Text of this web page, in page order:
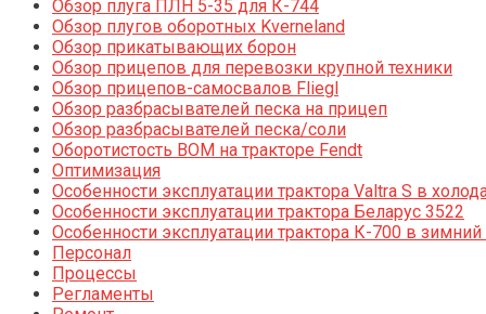
Обзор плуга ПЛН 5-35 для К-744
Обзор плугов оборотных Kverneland
Обзор прикатывающих борон
Обзор прицепов для перевозки крупной техники
Обзор прицепов-самосвалов Fliegl
Обзор разбрасывателей песка на прицеп
Обзор разбрасывателей песка/соли
Оборотистость ВОМ на тракторе Fendt
Оптимизация
Особенности эксплуатации трактора Valtra S в
Особенности эксплуатации трактора Беларус 3522
Особенности эксплуатации трактора К-700 в
Персонал
Процессы
Регламенты